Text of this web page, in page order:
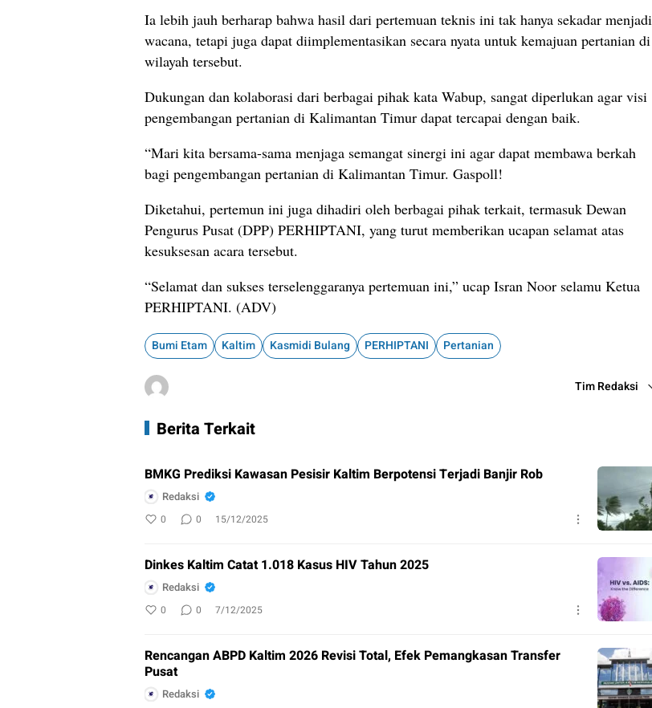
Ia lebih jauh berharap bahwa hasil dari pertemuan teknis ini tak hanya sekadar menjadi
wacana, tetapi juga dapat diimplementasikan secara nyata untuk kemajuan pertanian di
wilayah tersebut.
Dukungan dan kolaborasi dari berbagai pihak kata Wabup, sangat diperlukan agar visi
pengembangan pertanian di Kalimantan Timur dapat tercapai dengan baik.
“Mari kita bersama-sama menjaga semangat sinergi ini agar dapat membawa berkah
bagi pengembangan pertanian di Kalimantan Timur. Gaspoll!
Diketahui, pertemun ini juga dihadiri oleh berbagai pihak terkait, termasuk Dewan
Pengurus Pusat (DPP) PERHIPTANI, yang turut memberikan ucapan selamat atas
kesuksesan acara tersebut.
“Selamat dan sukses terselenggaranya pertemuan ini,” ucap Isran Noor selamu Ketua
PERHIPTANI. (ADV)
Bumi Etam Kaltim Kasmidi Bulang PERHIPTANI Pertanian
Tim Redaksi
Berita Terkait
BMKG Prediksi Kawasan Pesisir Kaltim Berpotensi Terjadi Banjir Rob
Redaksi
0 0 15/12/2025
Dinkes Kaltim Catat 1.018 Kasus HIV Tahun 2025
Redaksi
0 0 7/12/2025
Rencangan ABPD Kaltim 2026 Revisi Total, Efek Pemangkasan Transfer
Pusat
Redaksi